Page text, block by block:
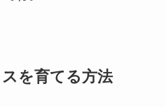
を育てる方法